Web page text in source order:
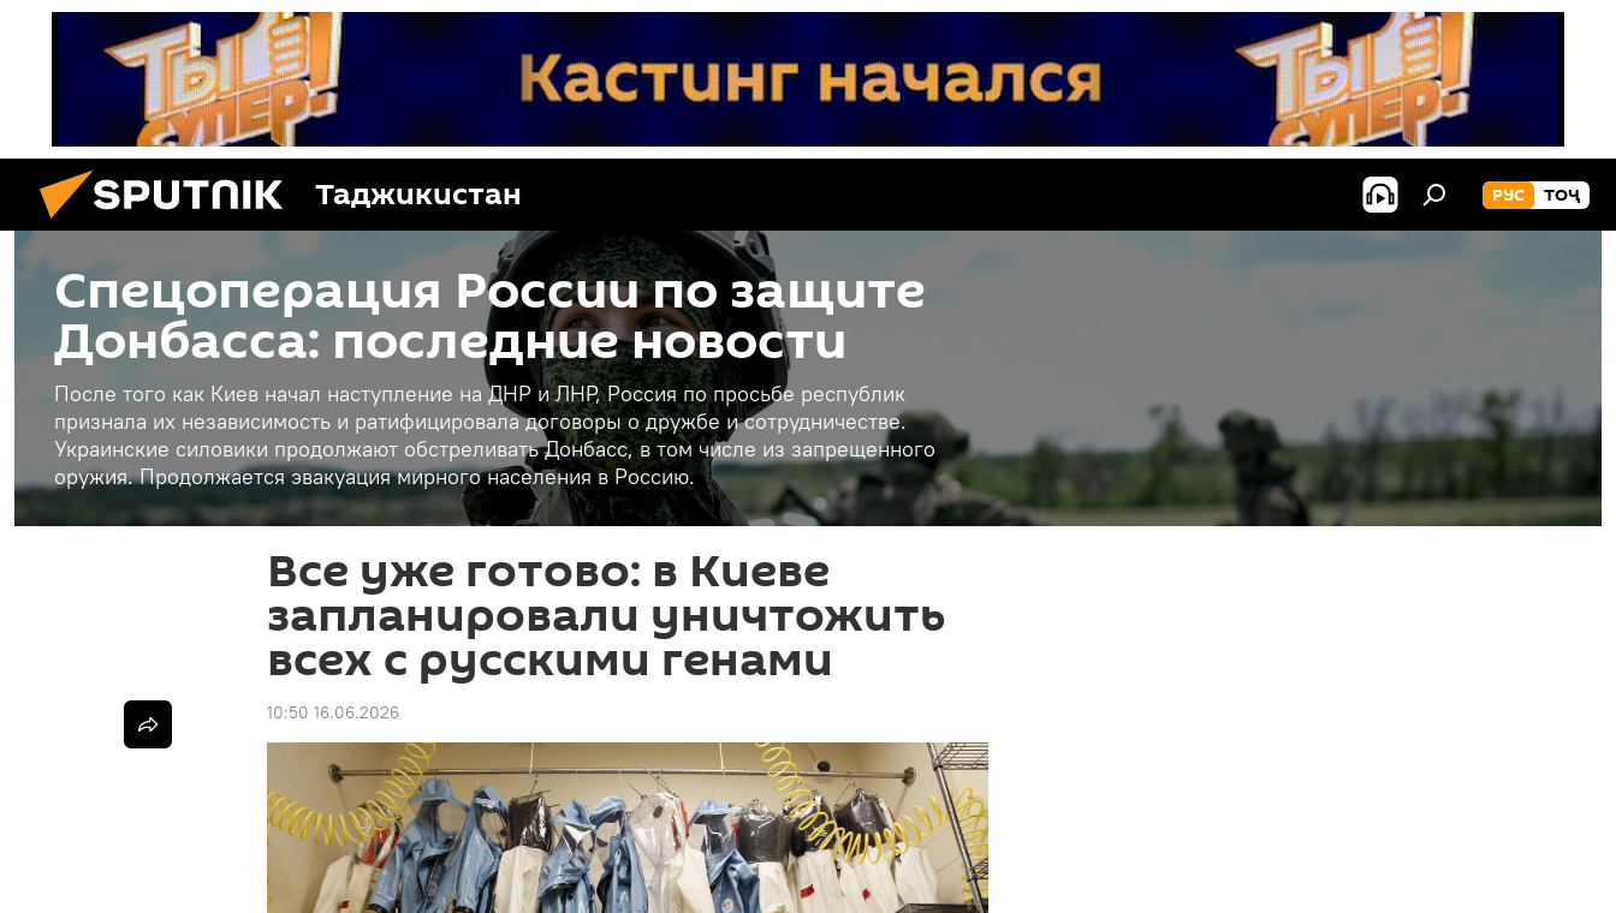
Таджикистан РУС ТОҶ
Спецоперация России по защите
Донбасса: последние новости
После того как Киев начал наступление на ДНР и ЛНР, Россия по просьбе республик
признала их независимость и ратифицировала договоры о дружбе и сотрудничестве.
Украинские силовики продолжают обстреливать Донбасс, в том числе из запрещенного
оружия. Продолжается эвакуация мирного населения в Россию.
Все уже готово: в Киеве
запланировали уничтожить
всех с русскими генами
10:50 16.06.2026